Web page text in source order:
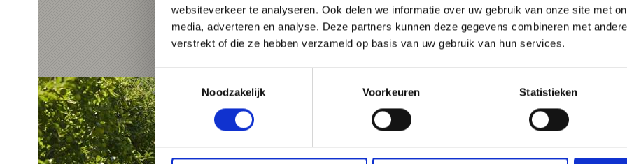
websiteverkeer te analyseren. Ook delen we informatie over uw gebruik van onze site met
media, adverteren en analyse. Deze partners kunnen deze gegevens combineren met
verstrekt of die ze hebben verzameld op basis van uw gebruik van hun services.
Toestemmingsselectie
Noodzakelijk
Voorkeuren Statistieken
LACES ROUND
A flowing trailround
Tramontana, closed